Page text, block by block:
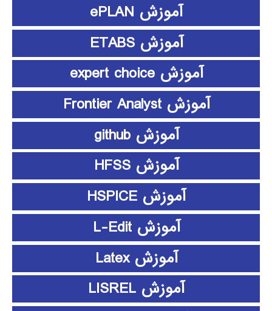
آموزش ePLAN
آموزش ETABS
آموزش expert choice
آموزش Frontier Analyst
آموزش github
آموزش HFSS
آموزش HSPICE
آموزش L-Edit
آموزش Latex
آموزش LISREL